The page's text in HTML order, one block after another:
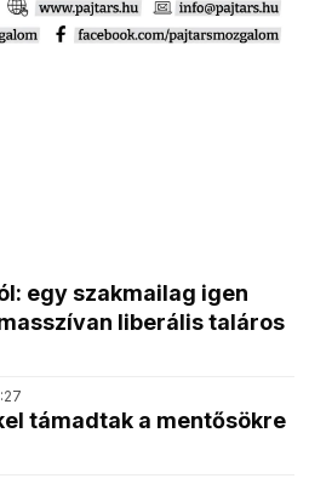
egy szakmailag igen
liberális taláros
támadtak a mentősökre